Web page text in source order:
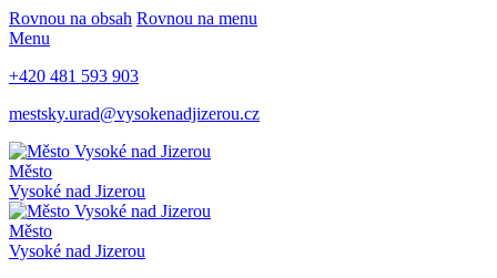
Rovnou na obsah Rovnou na menu
Menu
+420 481 593 903
mestsky.urad@vysokenadjizerou.cz
Město
Vysoké nad Jizerou
Město
Vysoké nad Jizerou